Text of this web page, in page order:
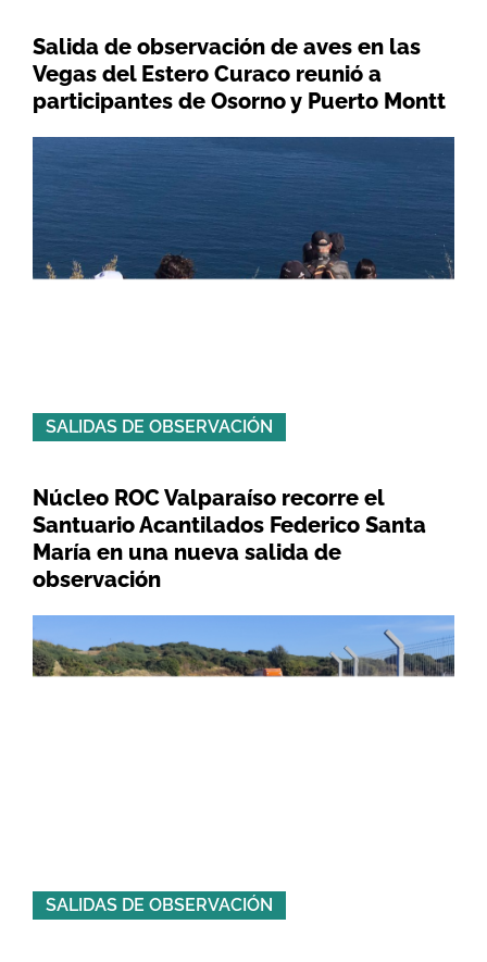
Salida de observación de aves en las
Vegas del Estero Curaco reunió a
participantes de Osorno y Puerto Montt
SALIDAS DE OBSERVACIÓN
Núcleo ROC Valparaíso recorre el
Santuario Acantilados Federico Santa
María en una nueva salida de
observación
SALIDAS DE OBSERVACIÓN